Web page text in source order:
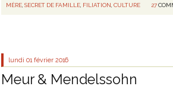
MÈRE ,SECRET DE FAMILLE FILIATION ,CULTURE 27
lundi 01 février 2016
Meur & Mendelssohn